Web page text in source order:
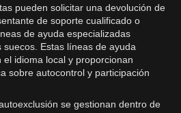
pueden solicitar una devolución de
de soporte cualificado o
de ayuda especializadas
suecos. Estas líneas de ayuda
idioma local y proporcionan
sobre autocontrol y participación
se gestionan dentro de